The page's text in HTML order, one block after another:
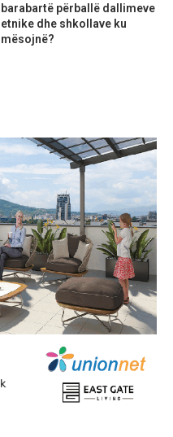
barabartë përballë dallimeve
etnike dhe shkollave ku
mësojnë?